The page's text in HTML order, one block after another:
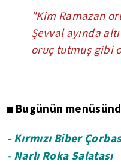
"Kim Ramazan
Şevval ayında
oruç tutmuş gibi
◼ Bugünün
- Kırmızı Biber
- Narlı Roka Salatası